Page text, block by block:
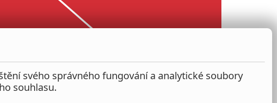
svého správného fungování a analytické soubory
souhlasu.